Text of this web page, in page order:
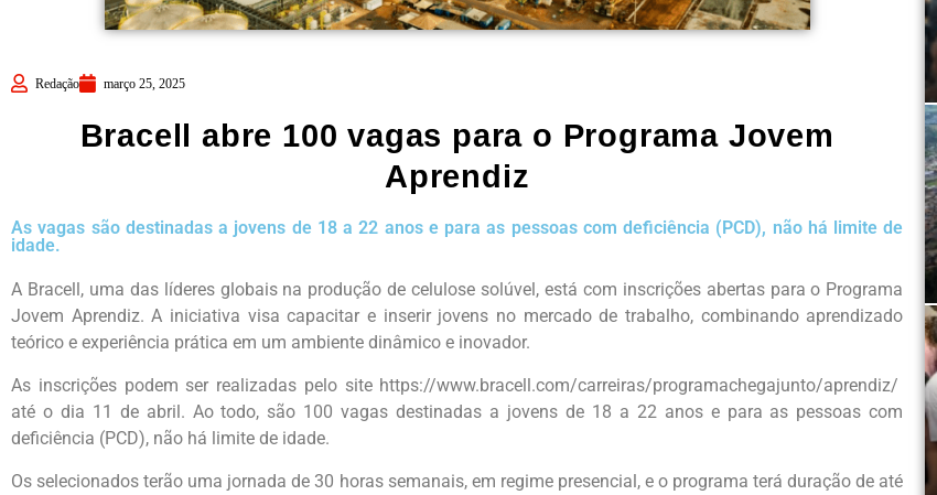
Redação março 25, 2025
Bracell abre 100 vagas para o Programa Jovem
Aprendiz
As vagas são destinadas a jovens de 18 a 22 anos e para as pessoas com deficiência (PCD), não há limite de
idade.
A Bracell, uma das líderes globais na produção de celulose solúvel, está com inscrições abertas para o Programa
Jovem Aprendiz. A iniciativa visa capacitar e inserir jovens no mercado de trabalho, combinando aprendizado
teórico e experiência prática em um ambiente dinâmico e inovador.
As inscrições podem ser realizadas pelo site https://www.bracell.com/carreiras/programachegajunto/aprendiz/
até o dia 11 de abril. Ao todo, são 100 vagas destinadas a jovens de 18 a 22 anos e para as pessoas com
deficiência (PCD), não há limite de idade.
Os selecionados terão uma jornada de 30 horas semanais, em regime presencial, e o programa terá duração de até